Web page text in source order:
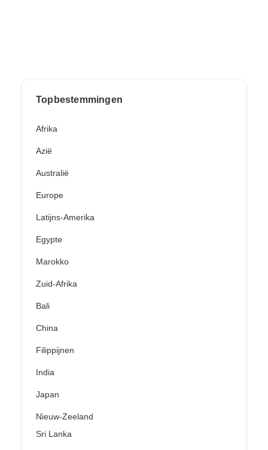
Topbestemmingen
Afrika
Azië
Australië
Europe
Latijns-Amerika
Egypte
Marokko
Zuid-Afrika
Bali
China
Filippijnen
India
Japan
Nieuw-Zeeland
Sri Lanka